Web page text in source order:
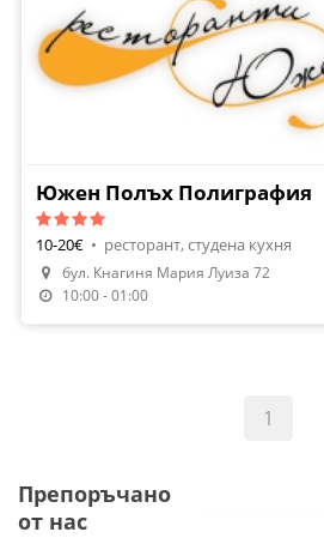
Южен Полъх Полиграфия
10-20€ • ресторант, студена кухня
бул. Кнагиня Мария Луиза 72
10:00 - 01:00
1
Препоръчано
от нас